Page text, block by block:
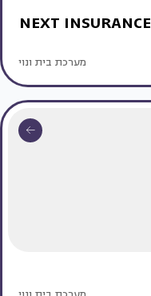
תכנון ועיצוב משרדי חברת NEXT INSURANCE
מערכת בית ונוי